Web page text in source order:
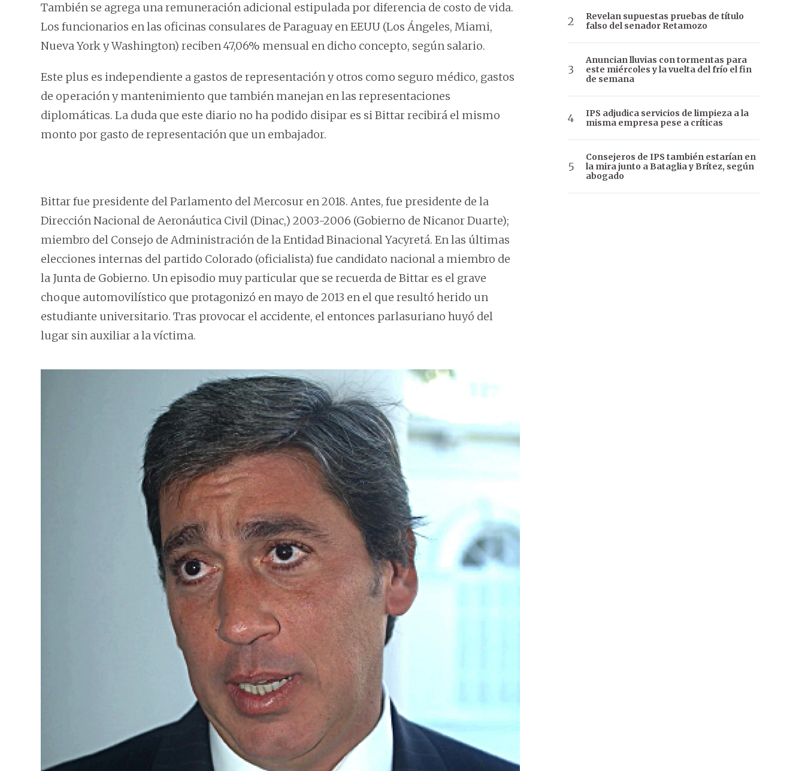
También se agrega una remuneración adicional estipulada por diferencia de costo de vida.
Los funcionarios en las oficinas consulares de Paraguay en EEUU (Los Ángeles, Miami,
Nueva York y Washington) reciben 47,06% mensual en dicho concepto, según salario.
Este plus es independiente a gastos de representación y otros como seguro médico, gastos
de operación y mantenimiento que también manejan en las representaciones
diplomáticas. La duda que este diario no ha podido disipar es si Bittar recibirá el mismo
monto por gasto de representación que un embajador.
Bittar fue presidente del Parlamento del Mercosur en 2018. Antes, fue presidente de la
Dirección Nacional de Aeronáutica Civil (Dinac,) 2003-2006 (Gobierno de Nicanor Duarte);
miembro del Consejo de Administración de la Entidad Binacional Yacyretá. En las últimas
elecciones internas del partido Colorado (oficialista) fue candidato nacional a miembro de
la Junta de Gobierno. Un episodio muy particular que se recuerda de Bittar es el grave
choque automovilístico que protagonizó en mayo de 2013 en el que resultó herido un
estudiante universitario. Tras provocar el accidente, el entonces parlasuriano huyó del
lugar sin auxiliar a la víctima.
Revelan supuestas pruebas de título
falso del senador Retamozo
Anuncian lluvias con tormentas para
este miércoles y la vuelta del frío el fin
de semana
IPS adjudica servicios de limpieza a la
misma empresa pese a críticas
Consejeros de IPS también estarían en
la mira junto a Bataglia y Brítez, según
abogado